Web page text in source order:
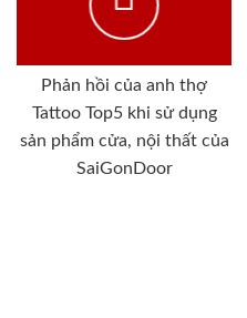
Phản hồi của anh thợ
Tattoo Top5 khi sử dụng
sản phẩm cửa, nội thất của
SaiGonDoor